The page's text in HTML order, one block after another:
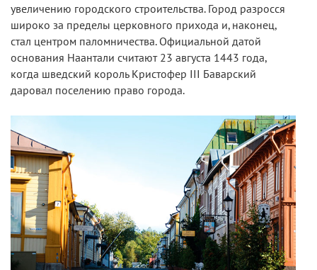
увеличению городского строительства. Город разросся
широко за пределы церковного прихода и, наконец,
стал центром паломничества. Официальной датой
основания Наантали считают 23 августа 1443 года,
когда шведский король Кристофер III Баварский
даровал поселению право города.